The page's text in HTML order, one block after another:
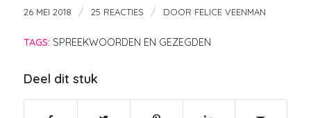
26 MEI 2018 / 25 REACTIES / DOOR FELICE VEENMAN
TAGS: SPREEKWOORDEN EN GEZEGDEN
Deel dit stuk